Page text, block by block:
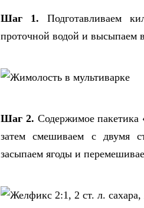
Шаг 1. Подготавливаем
проточной водой и высыпаем
Шаг 2. Содержимое
затем смешиваем с двумя
засыпаем ягоды и